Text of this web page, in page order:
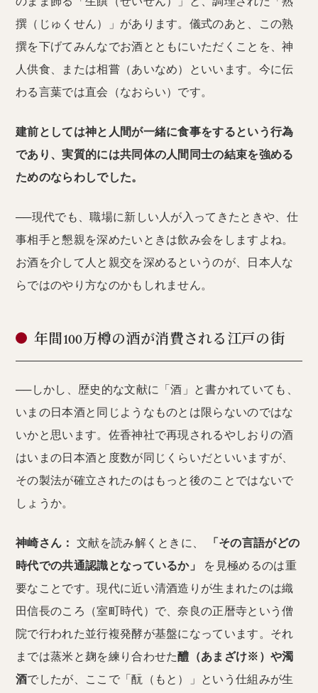
撰（じゅくせん）」があります。儀式のあと、この熟
撰を下げてみんなでお酒とともにいただくことを、神
人供食、または相嘗（あいなめ）といいます。今に伝
わる言葉では直会（なおらい）です。
建前としては神と人間が一緒に食事をするという行為
であり、実質的には共同体の人間同士の結束を強める
ためのならわしでした。
──現代でも、職場に新しい人が入ってきたときや、仕
事相手と懇親を深めたいときは飲み会をしますよね。
お酒を介して人と親交を深めるというのが、日本人な
らではのやり方なのかもしれません。
年間100万樽の酒が消費される江戸の街
──しかし、歴史的な文献に「酒」と書かれていても、
いまの日本酒と同じようなものとは限らないのではな
いかと思います。佐香神社で再現されるやしおりの酒
はいまの日本酒と度数が同じくらいだといいますが、
その製法が確立されたのはもっと後のことではないで
しょうか。
神崎さん： 文献を読み解くときに、
「その言語がどの
時代での共通認識となっているか」
を見極めるのは重
要なことです。現代に近い清酒造りが生まれたのは織
田信長のころ（室町時代）で、奈良の正暦寺という僧
院で行われた並行複発酵が基盤になっています。それ
までは蒸米と麹を練り合わせた醴（あまざけ※）や濁
酒でしたが、ここで「酛（もと）」という仕組みが生